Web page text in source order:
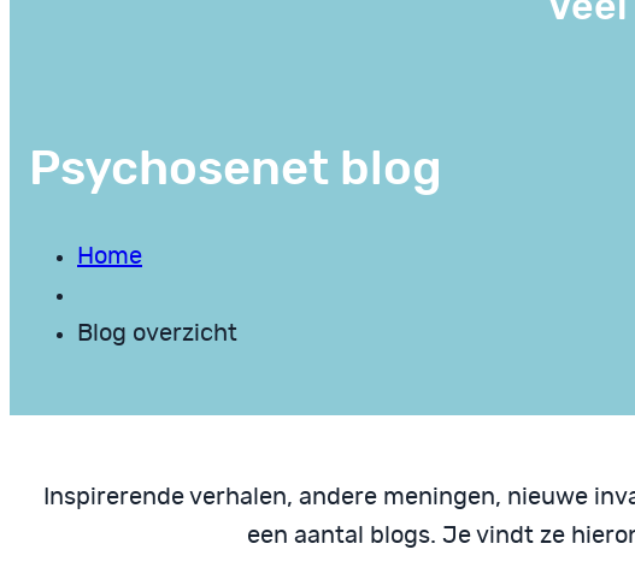
Psychosenet blog
Home
Blog overzicht
Inspirerende verhalen, andere meningen, nieuwe
een aantal blogs. Je vindt ze